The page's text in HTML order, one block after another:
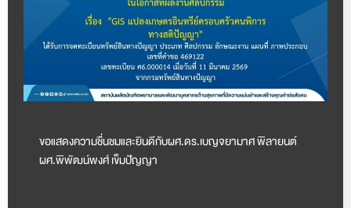
ขอแสดงความชื่นชมและยินดีกับผศ.ดร.เบญจยามาศ พิลายนต์
ผศ.พิพัฒน์พงศ์ เข็มปัญญา